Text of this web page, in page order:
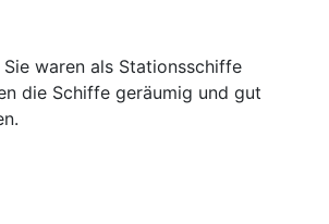
waren als Stationsschiffe
die Schiffe geräumig und gut